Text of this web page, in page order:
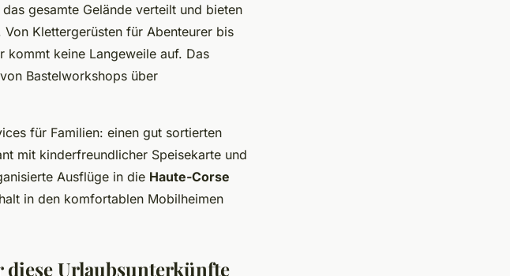
gesamte Gelände verteilt und bieten
Klettergerüsten für Abenteurer bis
kommt keine Langeweile auf. Das
Bastelworkshops über
für Familien: einen gut sortierten
mit kinderfreundlicher Speisekarte und
Ausflüge in die Haute-Corse
in den komfortablen Mobilheimen
Urlaubsunterkünfte